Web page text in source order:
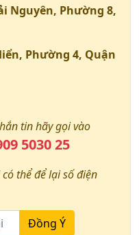
Nguyên, Phường 8,
Phường 4, Quận
tin hãy gọi vào
5030 25
thể để lại số điện
Đồng Ý